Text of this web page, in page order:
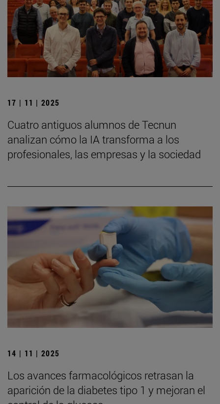
17 | 11 | 2025
Cuatro antiguos alumnos de Tecnun
analizan cómo la IA transforma a los
profesionales, las empresas y la sociedad
14 | 11 | 2025
Los avances farmacológicos retrasan la
aparición de la diabetes tipo 1 y mejoran el